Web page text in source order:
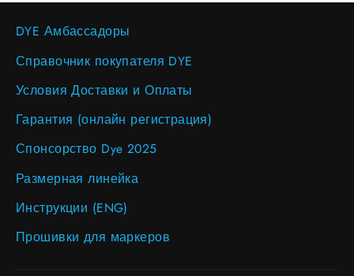
DYE Амбассадоры
Справочник покупателя DYE
Условия Доставки и Оплаты
Гарантия (онлайн регистрация)
Спонсорство Dye 2025
Размерная линейка
Инструкции (ENG)
Прошивки для маркеров